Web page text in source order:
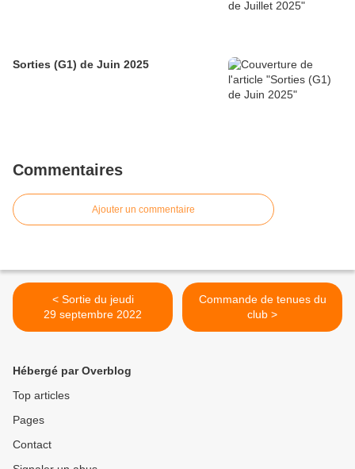
Sorties (G1) de Juin 2025
Commentaires
Ajouter un commentaire
< Sortie du jeudi
29 septembre 2022
Commande de tenues du
club >
Hébergé par Overblog
Top articles
Pages
Contact